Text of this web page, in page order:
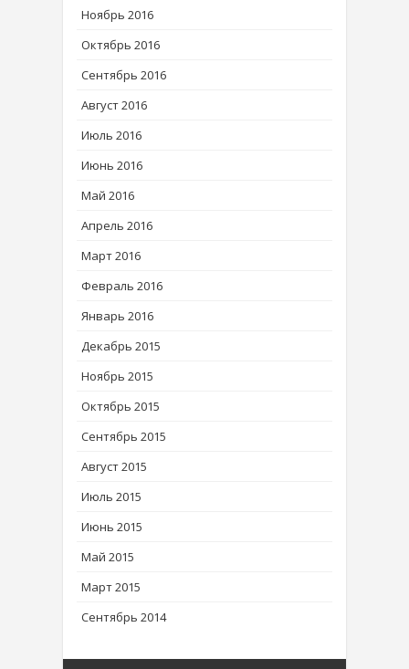
Ноябрь 2016
Октябрь 2016
Сентябрь 2016
Август 2016
Июль 2016
Июнь 2016
Май 2016
Апрель 2016
Март 2016
Февраль 2016
Январь 2016
Декабрь 2015
Ноябрь 2015
Октябрь 2015
Сентябрь 2015
Август 2015
Июль 2015
Июнь 2015
Май 2015
Март 2015
Сентябрь 2014